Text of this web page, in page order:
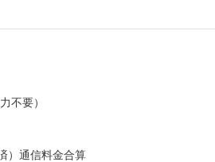
、毎年7月の最終土曜日には「信
不要）
）通信料金合算